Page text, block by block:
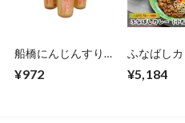
船橋にんじんすりお
¥972
ふなばしカ
¥5,184